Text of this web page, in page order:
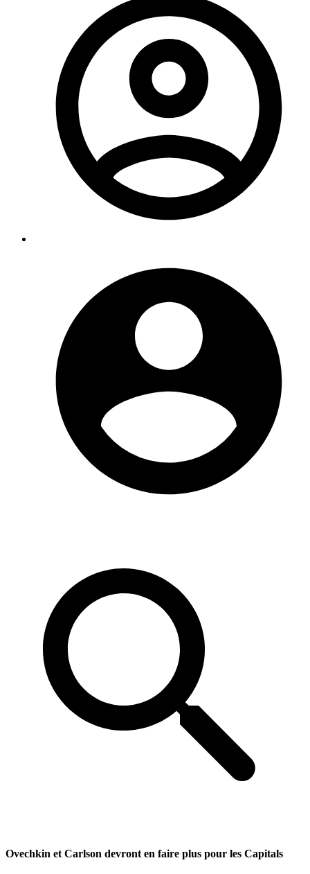
Ovechkin et Carlson devront en faire plus pour les Capitals